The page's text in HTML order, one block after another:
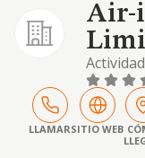
Air-
46.39.
LLAMARSITIO WEB